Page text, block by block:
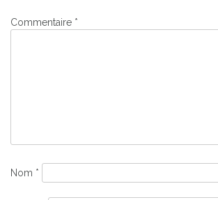
Commentaire *
Nom *